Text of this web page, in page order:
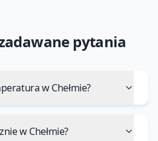
pytania
w Chełmie?
w Chełmie?